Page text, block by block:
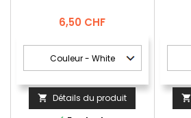
Prix
6,50 CHF
 Détails du produit 